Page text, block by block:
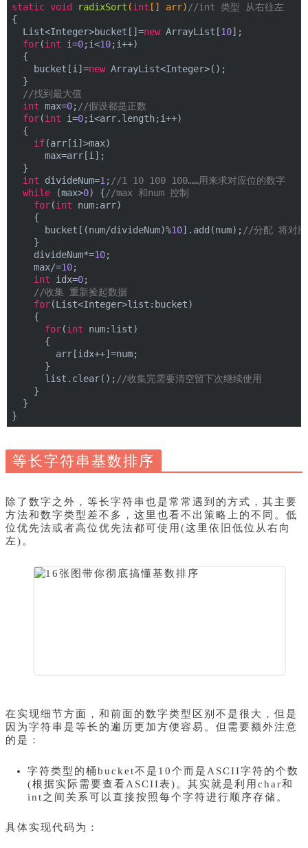
static void radixSort (int [] arr) //int 类型 从右往左
{
List<Integer>bucket[]=new ArrayList[10];
for(int i=0;i<10;i++)
{
bucket[i]=new ArrayList<Integer>();
}
//找到最大值
int max=0; //假设都是正数
for(int i=0;i<arr.length;i++)
{
if(arr[i]>max)
max=arr[i];
}
int divideNum=1 ; //1 10 100 100……用来求对应位的数字
while (max>0) {//max 和num 控制
for(int num:arr)
{
bucket[(num/divideNum)%10].add(num); //分配 将对
}
divideNum*=10;
max/=10;
int idx=0;
//收集 重新捡起数据
for(List<Integer>list:bucket)
{
for(int num:list)
{
arr[idx++]=num;
}
list.clear(); //收集完需要清空留下次继续使用
}
}
}
等长字符串基数排序
除了数字之外，等长字符串也是常常遇到的方式，其主要
方法和数字类型差不多，这里也看不出策略上的不同。低
位优先法或者高位优先法都可使用(这里依旧低位从右向
左)。
在实现细节方面，和前面的数字类型区别不是很大，但是
因为字符串是等长的遍历更加方便容易。但需要额外注意
的是：
字符类型的桶bucket不是10个而是ASCII字符的个数
(根据实际需要查看ASCII表)。其实就是利用char和
int之间关系可以直接按照每个字符进行顺序存储。
具体实现代码为：